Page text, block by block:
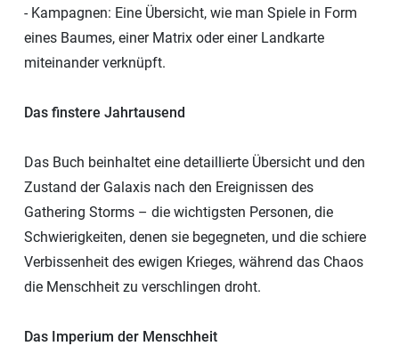
- Kampagnen: Eine Übersicht, wie man Spiele in Form
eines Baumes, einer Matrix oder einer Landkarte
miteinander verknüpft.
Das finstere Jahrtausend
Das Buch beinhaltet eine detaillierte Übersicht und den
Zustand der Galaxis nach den Ereignissen des
Gathering Storms – die wichtigsten Personen, die
Schwierigkeiten, denen sie begegneten, und die schiere
Verbissenheit des ewigen Krieges, während das Chaos
die Menschheit zu verschlingen droht.
Das Imperium der Menschheit